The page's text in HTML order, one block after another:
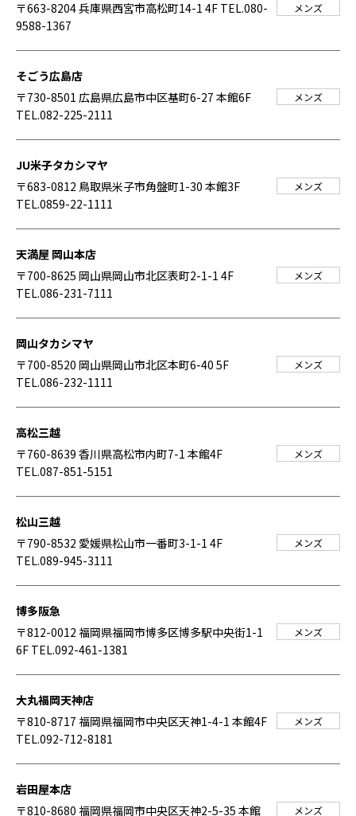
〒663-8204 兵庫県西宮市高松町14-1 4F TEL.080-
9588-1367
メンズ
そごう広島店
〒730-8501 広島県広島市中区基町6-27 本館6F
TEL.082-225-2111
メンズ
JU米子タカシマヤ
〒683-0812 鳥取県米子市角盤町1-30 本館3F
TEL.0859-22-1111
メンズ
天満屋 岡山本店
〒700-8625 岡山県岡山市北区表町2-1-1 4F
TEL.086-231-7111
メンズ
岡山タカシマヤ
〒700-8520 岡山県岡山市北区本町6-40 5F
TEL.086-232-1111
メンズ
高松三越
〒760-8639 香川県高松市内町7-1 本館4F
TEL.087-851-5151
メンズ
松山三越
〒790-8532 愛媛県松山市一番町3-1-1 4F
TEL.089-945-3111
メンズ
博多阪急
〒812-0012 福岡県福岡市博多区博多駅中央街1-1
6F TEL.092-461-1381
メンズ
大丸福岡天神店
〒810-8717 福岡県福岡市中央区天神1-4-1 本館4F
TEL.092-712-8181
メンズ
岩田屋本店
〒810-8680 福岡県福岡市中央区天神2-5-35 本館
メンズ